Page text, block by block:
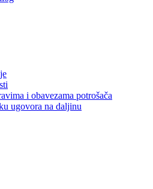
i obavezama potrošača
ugovora na daljinu